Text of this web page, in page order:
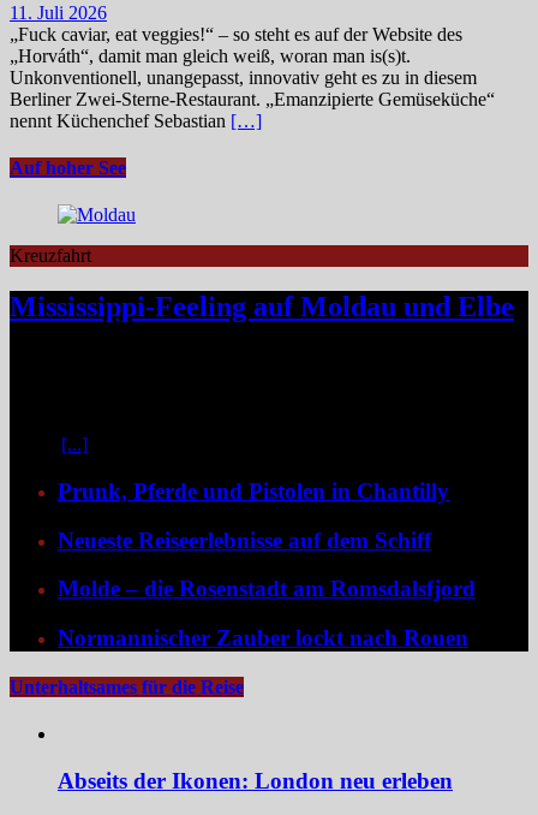
11. Juli 2026
„Fuck caviar, eat veggies!“ – so steht es auf der Website des
„Horváth“, damit man gleich weiß, woran man is(s)t.
Unkonventionell, unangepasst, innovativ geht es zu in diesem
Berliner Zwei-Sterne-Restaurant. „Emanzipierte Gemüseküche“
nennt Küchenchef Sebastian […]
Auf hoher See
Kreuzfahrt
Mississippi-Feeling auf Moldau und Elbe
[...]
Prunk, Pferde und Pistolen in Chantilly
Neueste Reiseerlebnisse auf dem Schiff
Molde – die Rosenstadt am Romsdalsfjord
Normannischer Zauber lockt nach Rouen
Unterhaltsames für die Reise
Abseits der Ikonen: London neu erleben